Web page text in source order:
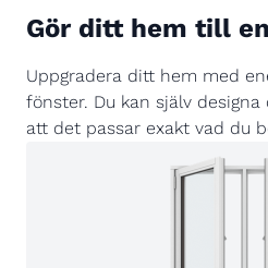
Gör ditt hem till
Uppgradera ditt hem med
fönster. Du kan själv
att det passar exakt vad du